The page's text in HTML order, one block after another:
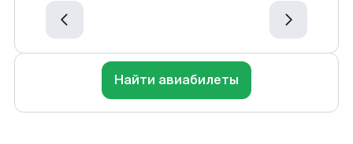
Найти авиабилеты